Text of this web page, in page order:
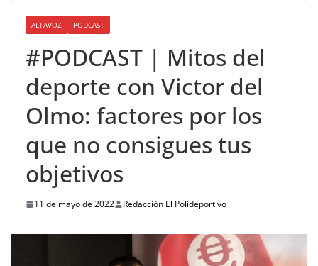
ALTAVOZ PODCAST
#PODCAST | Mitos del
deporte con Victor del
Olmo: factores por los
que no consigues tus
objetivos
11 de mayo de 2022 Redacción El Polideportivo